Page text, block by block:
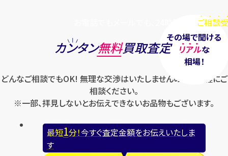
ご相談
その場で聞ける
リアルな
相場！
カンタン無料買取査定
どんなご相談でもOK! 無理な交渉はいたしませんのでお気軽にご
相談ください。
※一部、拝見しないとお伝えできないお品物もございます。
最短1分！今すぐ査定金額をお伝えいたしま
す